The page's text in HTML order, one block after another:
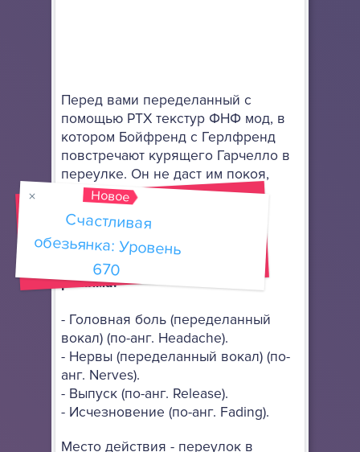
Перед вами переделанный с
помощью РТХ текстур ФНФ мод, в
котором Бойфренд с Герлфренд
повстречают курящего Гарчелло в
переулке. Он не даст им покоя,
пока вы не одолеете его в
нескольких музыкальных
сражениях.
Доступные песни свободного
режима:
- Головная боль (переделанный
вокал) (по-анг. Headache).
- Нервы (переделанный вокал) (по-
анг. Nerves).
- Выпуск (по-анг. Release).
- Исчезновение (по-анг. Fading).
Место действия - переулок в
Новое
Счастливая
обезьянка: Уровень
670